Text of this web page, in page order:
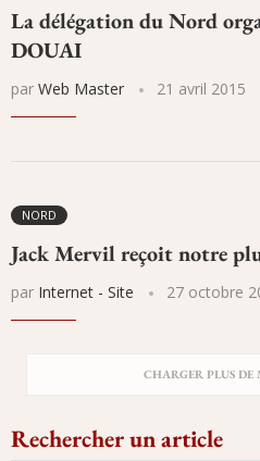
La délégation du Nord
DOUAI
par Web Master 21 avril 2015
NORD
Jack Mervil reçoit notre
par Internet - Site 27 octobre
DÉSOLÉ, IL N'Y A
Rechercher un article